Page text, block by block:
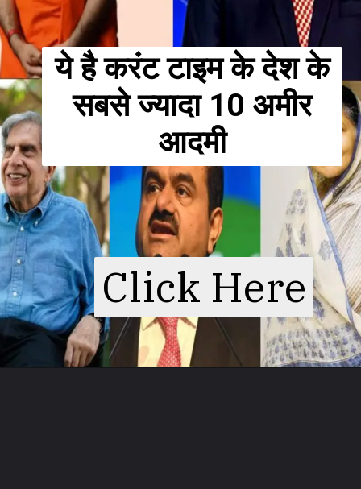
ये है करंट टाइम के देश के
सबसे ज्यादा 10 अमीर
आदमी
Click Here
Click Here